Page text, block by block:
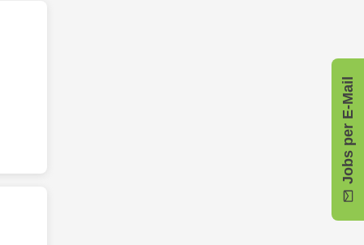
Jobs per E-Mail